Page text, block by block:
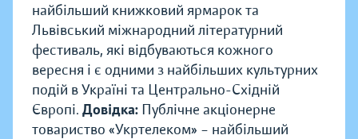
найбільший книжковий ярмарок та
Львівський міжнародний літературний
фестиваль, які відбуваються кожного
вересня і є одними з найбільших культурних
подій в Україні та Центрально-Східній
Європі. Довідка: Публічне акціонерне
товариство «Укртелеком» – найбільший